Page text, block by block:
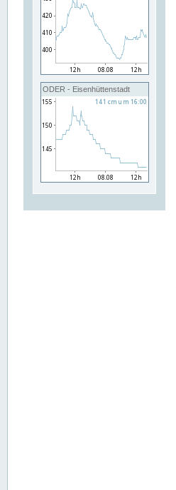
ODER - Eisenhüttenstadt